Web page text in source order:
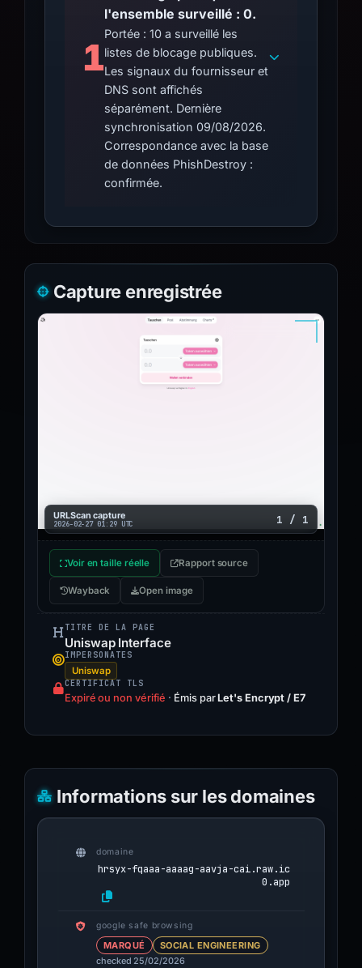
1
l'ensemble surveillé : 0.
Portée : 10 a surveillé les
listes de blocage publiques.
Les signaux du fournisseur et
DNS sont affichés
séparément. Dernière
synchronisation 09/08/2026.
Correspondance avec la base
de données PhishDestroy :
confirmée.
Capture enregistrée
URLScan capture
2026-02-27 01:29 UTC 1 / 1
Voir en taille réelle Rapport source
Wayback Open image
TITRE DE LA PAGE
Uniswap Interface
IMPERSONATES
Uniswap
CERTIFICAT TLS
Expiré ou non vérifié · Émis parLet's Encrypt / E7
Informations sur les domaines
domaine
hrsyx-fqaaa-aaaag-aavja-cai.raw.ic
0.app
google safe browsing
MARQUÉ
SOCIAL ENGINEERING
checked 25/02/2026